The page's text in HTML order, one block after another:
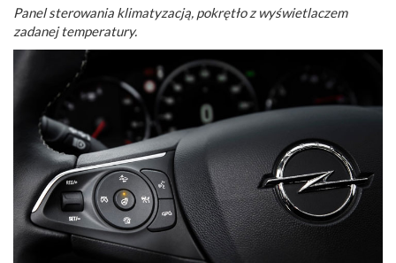
Panel sterowania klimatyzacją, pokrętło z wyświetlaczem
zadanej temperatury.